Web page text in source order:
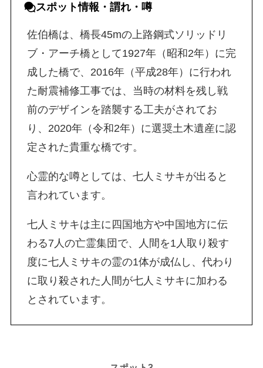
スポット情報・謂れ・噂
佐伯橋は、橋長45mの上路鋼式ソリッドリ
ブ・アーチ橋として1927年（昭和2年）に完
成した橋で、2016年（平成28年）に行われ
た耐震補修工事では、当時の材料を残し戦
前のデザインを踏襲する工夫がされてお
り、2020年（令和2年）に選奨土木遺産に認
定された貴重な橋です。
心霊的な噂としては、七人ミサキが出ると
言われています。
七人ミサキは主に四国地方や中国地方に伝
わる7人の亡霊集団で、人間を1人取り殺す
度に七人ミサキの霊の1体が成仏し、代わり
に取り殺された人間が七人ミサキに加わる
とされています。